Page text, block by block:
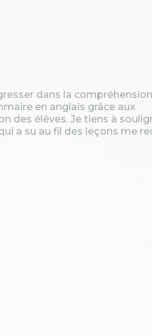
dans la
en anglais grâce aux
des élèves. Je tiens à
a su au fil des leçons me